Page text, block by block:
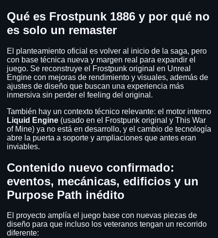
Qué es Frostpunk 1886 y por qué no
es solo un remaster
El planteamiento oficial es volver al inicio de la saga, pero
con base técnica nueva y margen real para expandir el
juego. Se reconstruye el Frostpunk original en Unreal
Engine con mejoras de rendimiento y visuales, además de
ajustes de diseño que buscan una experiencia más
inmersiva sin perder el feeling del original.
También hay un contexto técnico relevante: el motor interno
Liquid Engine (usado en el Frostpunk original y This War
of Mine) ya no está en desarrollo, y el cambio de tecnología
abre la puerta a soporte y ampliaciones que antes eran
inviables.
Contenido nuevo confirmado:
eventos, mecánicas, edificios y un
Purpose Path inédito
El proyecto amplía el juego base con nuevas piezas de
diseño para que incluso los veteranos tengan un recorrido
diferente: